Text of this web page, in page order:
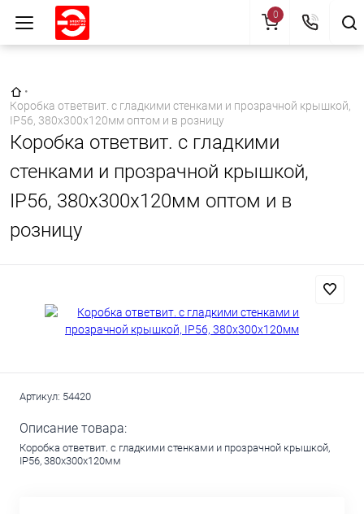
Главная страница
•
Коробка ответвит. с гладкими стенками и прозрачной крышкой,
IP56, 380х300х120мм оптом и в розницу
Коробка ответвит. с гладкими
стенками и прозрачной крышкой,
IP56, 380х300х120мм оптом и в
розницу
Артикул: 54420
Описание товара:
Коробка ответвит. с гладкими стенками и прозрачной крышкой,
IP56, 380х300х120мм
0